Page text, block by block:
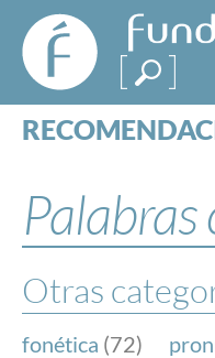
FundéuRAE
- Fundación
del Español
Urgente
ESPECIALES
NOTICIAS
SOBRE LA
Palabras
Otras
fonética (72)